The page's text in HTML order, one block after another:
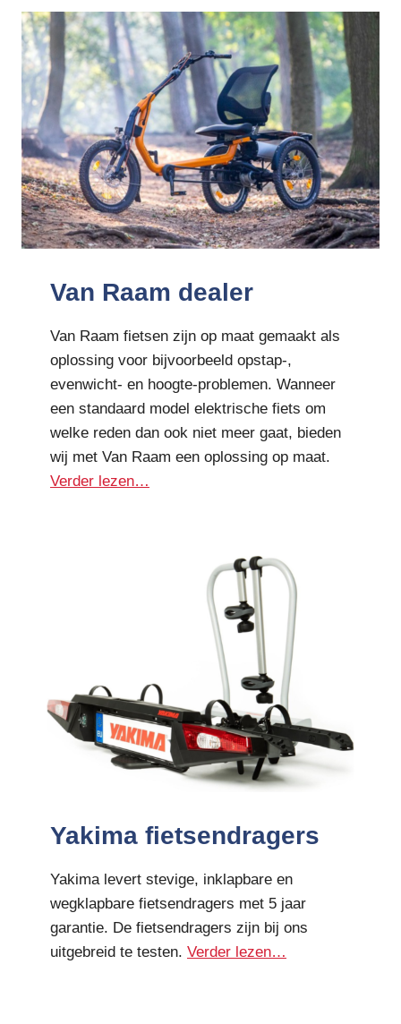
Van Raam dealer
Van Raam fietsen zijn op maat gemaakt als
oplossing voor bijvoorbeeld opstap-,
evenwicht- en hoogte-problemen. Wanneer
een standaard model elektrische fiets om
welke reden dan ook niet meer gaat, bieden
wij met Van Raam een oplossing op maat.
Verder lezen…
Yakima fietsendragers
Yakima levert stevige, inklapbare en
wegklapbare fietsendragers met 5 jaar
garantie. De fietsendragers zijn bij ons
uitgebreid te testen. Verder lezen…